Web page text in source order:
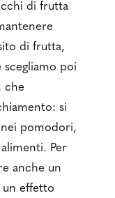
di frutta
di frutta,
poi
che
si
pomodori,
Per
anche un
effetto